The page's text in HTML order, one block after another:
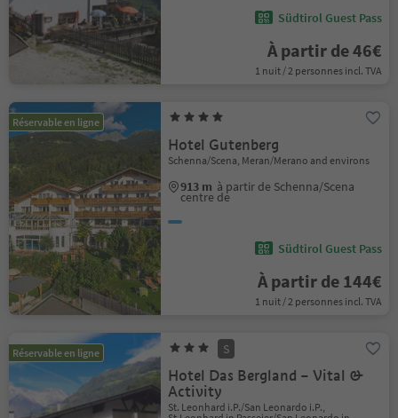
Südtirol Guest Pass
À partir de 46€
1 nuit / 2 personnes incl. TVA
Réservable en ligne
Hotel Gutenberg
Schenna/Scena, Meran/Merano and environs
913 m à partir de Schenna/Scena
centre de
Südtirol Guest Pass
À partir de 144€
1 nuit / 2 personnes incl. TVA
Réservable en ligne S
Hotel Das Bergland – Vital &
Activity
St. Leonhard i.P./San Leonardo i.P.,